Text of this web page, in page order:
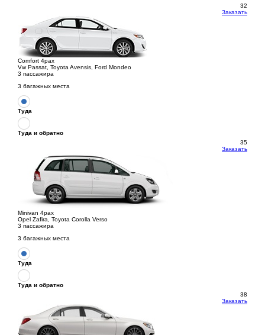
32
Заказать
Comfort 4pax
Vw Passat, Toyota Avensis, Ford Mondeo
3 пассажира
3 багажных места
Туда
Туда и обратно
35
Заказать
Minivan 4pax
Opel Zafira, Toyota Corolla Verso
3 пассажира
3 багажных места
Туда
Туда и обратно
38
Заказать